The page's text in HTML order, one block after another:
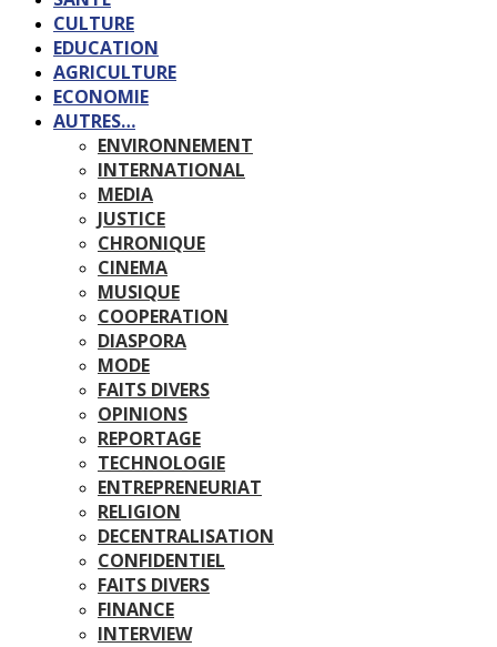
CULTURE
EDUCATION
AGRICULTURE
ECONOMIE
AUTRES…
ENVIRONNEMENT
INTERNATIONAL
MEDIA
JUSTICE
CHRONIQUE
CINEMA
MUSIQUE
COOPERATION
DIASPORA
MODE
FAITS DIVERS
OPINIONS
REPORTAGE
TECHNOLOGIE
ENTREPRENEURIAT
RELIGION
DECENTRALISATION
CONFIDENTIEL
FAITS DIVERS
FINANCE
INTERVIEW